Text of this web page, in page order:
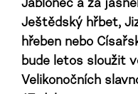
Jablonec a za
Ještědský hřbet,
hřeben nebo
bude letos sloužit
Velikonočních